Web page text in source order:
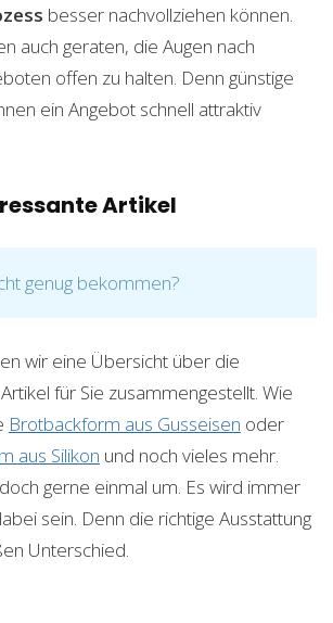
besser nachvollziehen können.
auch geraten, die Augen nach
offen zu halten. Denn günstige
ein Angebot schnell attraktiv
Artikel
genug bekommen?
wir eine Übersicht über die
für Sie zusammengestellt. Wie
Brotbackform aus Gusseisen oder
aus Silikon und noch vieles mehr.
gerne einmal um. Es wird immer
sein. Denn die richtige Ausstattung
Unterschied.